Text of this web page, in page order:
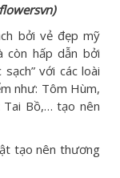
bởi vẻ đẹp mỹ
còn hấp dẫn bởi
với các loài
như: Tôm Hùm,
Tai Bồ,… tạo nên
tạo nên thương